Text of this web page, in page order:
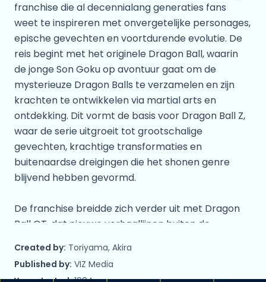
franchise die al decennialang generaties fans
weet te inspireren met onvergetelijke personages,
epische gevechten en voortdurende evolutie. De
reis begint met het originele Dragon Ball, waarin
de jonge Son Goku op avontuur gaat om de
mysterieuze Dragon Balls te verzamelen en zijn
krachten te ontwikkelen via martial arts en
ontdekking. Dit vormt de basis voor Dragon Ball Z,
waar de serie uitgroeit tot grootschalige
gevechten, krachtige transformaties en
buitenaardse dreigingen die het shonen genre
blijvend hebben gevormd.
De franchise breidde zich verder uit met Dragon
Ball GT, dat nieuwe verhaallijnen buiten de
Dragon Ball Super, waarin goddelijke krachten,
multiversums en nieuwe vormen werden
Created by: Toriyama, Akira
Published by: VIZ Media